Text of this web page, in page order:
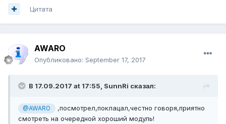
Цитата
AWARO
Опубликовано: September 17, 2017
В 17.09.2017 at 17:55, SunnRi сказал:
@AWARO
,посмотрел,поклацал,честно говоря,приятно
смотреть на очередной хороший модуль!